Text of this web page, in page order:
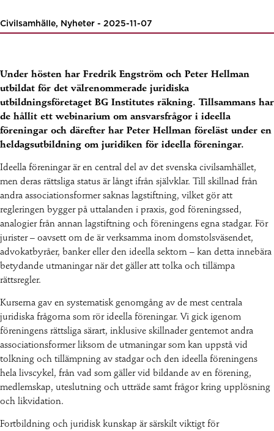
Civilsamhälle, Nyheter - 2025-11-07
Under hösten har Fredrik Engström och Peter Hellman
utbildat för det välrenommerade juridiska
utbildningsföretaget BG Institutes räkning. Tillsammans har
de hållit ett webinarium om ansvarsfrågor i ideella
föreningar och därefter har Peter Hellman föreläst under en
heldagsutbildning om juridiken för ideella föreningar.
Ideella föreningar är en central del av det svenska civilsamhället,
men deras rättsliga status är långt ifrån självklar. Till skillnad från
andra associationsformer saknas lagstiftning, vilket gör att
regleringen bygger på uttalanden i praxis, god föreningssed,
analogier från annan lagstiftning och föreningens egna stadgar. För
jurister – oavsett om de är verksamma inom domstolsväsendet,
advokatbyråer, banker eller den ideella sektorn – kan detta innebära
betydande utmaningar när det gäller att tolka och tillämpa
rättsregler.
Kurserna gav en systematisk genomgång av de mest centrala
juridiska frågorna som rör ideella föreningar. Vi gick igenom
föreningens rättsliga särart, inklusive skillnader gentemot andra
associationsformer liksom de utmaningar som kan uppstå vid
tolkning och tillämpning av stadgar och den ideella föreningens
hela livscykel, från vad som gäller vid bildande av en förening,
medlemskap, uteslutning och utträde samt frågor kring upplösning
och likvidation.
Fortbildning och juridisk kunskap är särskilt viktigt för